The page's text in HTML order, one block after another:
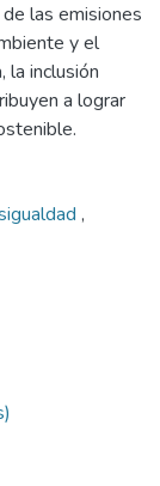
las emisiones
y el
la inclusión
a lograr
,